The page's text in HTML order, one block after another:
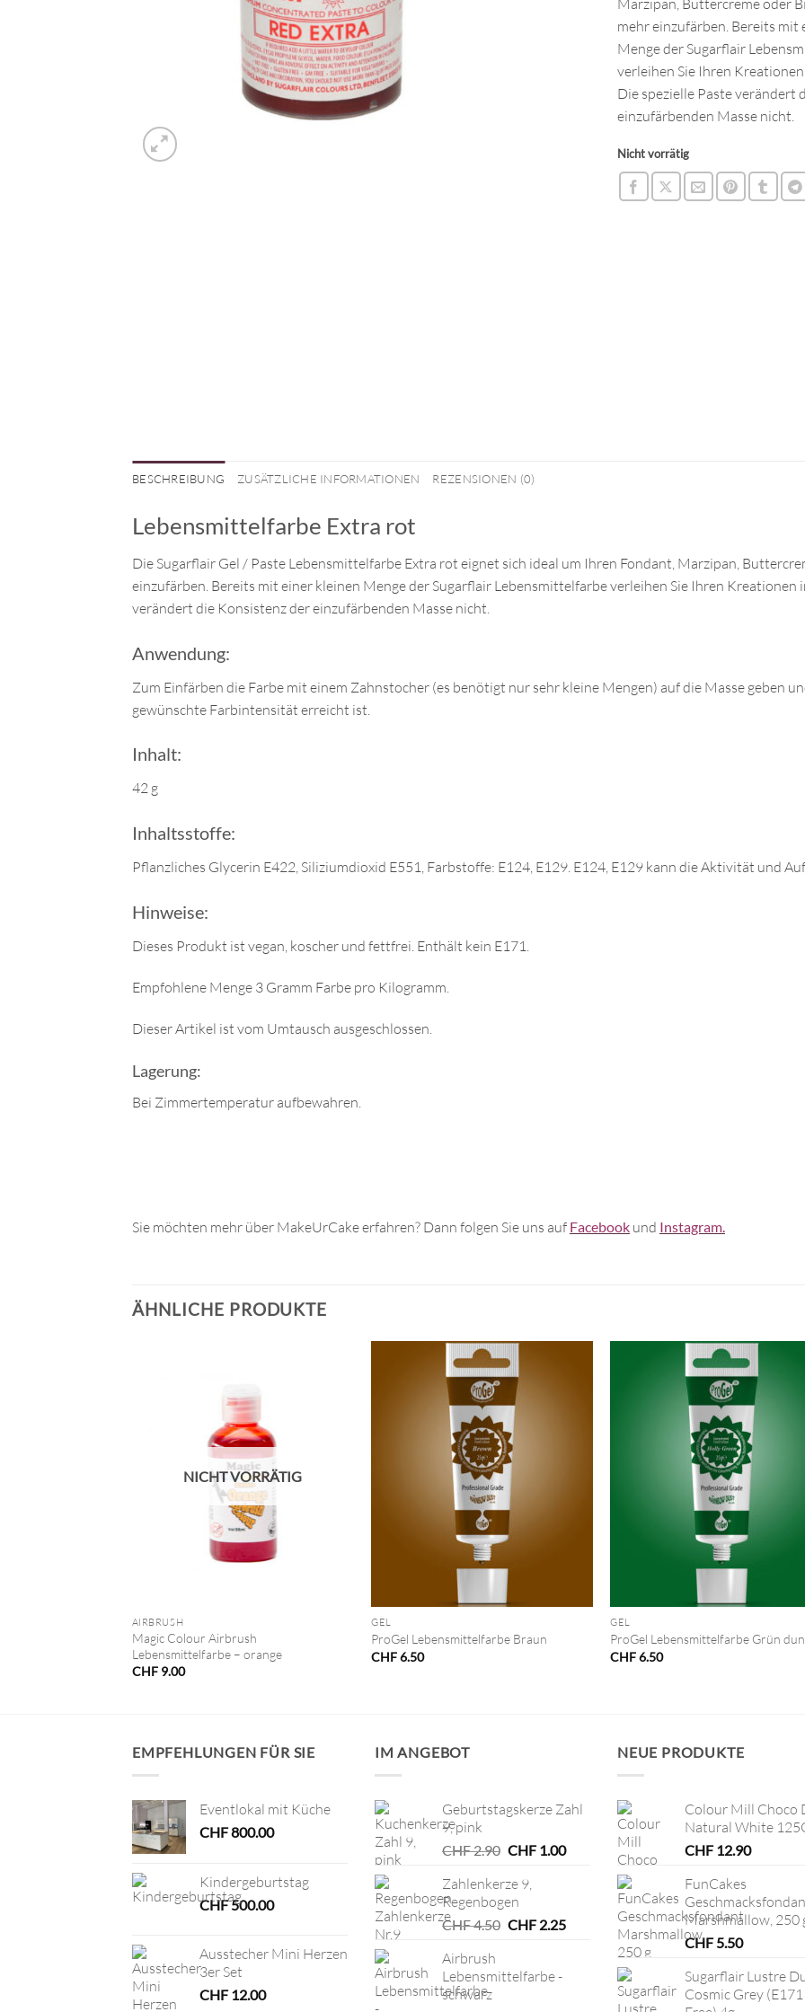
mehr einzufärben. Bereits mit
Menge der Sugarflair
verleihen Sie Ihren
Die spezielle Paste verändert
einzufärbenden Masse nicht.
Nicht vorrätig
BESCHREIBUNG ZUSÄTZLICHE INFORMATIONEN REZENSIONEN (0)
Lebensmittelfarbe Extra rot
Die Sugarflair Gel / Paste Lebensmittelfarbe Extra rot eignet sich ideal um Ihren Fondant, Marzipan,
einzufärben. Bereits mit einer kleinen Menge der Sugarflair Lebensmittelfarbe verleihen Sie Ihren Kreationen
verändert die Konsistenz der einzufärbenden Masse nicht.
Anwendung:
Zum Einfärben die Farbe mit einem Zahnstocher (es benötigt nur sehr kleine Mengen) auf die Masse geben
gewünschte Farbintensität erreicht ist.
Inhalt:
42 g
Inhaltsstoffe:
Pflanzliches Glycerin E422, Siliziumdioxid E551, Farbstoffe: E124, E129. E124, E129 kann die Aktivität und
Hinweise:
Dieses Produkt ist vegan, koscher und fettfrei. Enthält kein E171.
Empfohlene Menge 3 Gramm Farbe pro Kilogramm.
Dieser Artikel ist vom Umtausch ausgeschlossen.
Lagerung:
Bei Zimmertemperatur aufbewahren.
Sie möchten mehr über MakeUrCake erfahren? Dann folgen Sie uns auf Facebook und Instagram.
ÄHNLICHE PRODUKTE
NICHT VORRÄTIG
AIRBRUSH
Magic Colour Airbrush
Lebensmittelfarbe – orange
CHF9.00
GEL
ProGel Lebensmittelfarbe Braun
CHF6.50
GEL
ProGel Lebensmittelfarbe Grün
CHF6.50
EMPFEHLUNGEN FÜR SIE
Eventlokal mit Küche
CHF800.00
Kindergeburtstag
CHF500.00
Ausstecher Mini Herzen
3er Set
CHF12.00
IM ANGEBOT
Geburtstagskerze Zahl
9, pink
CHF2.90 Ursprünglicher
war:
CHF 2.90
CHF1.00Aktueller
CHF 1.00.
Zahlenkerze 9,
Regenbogen
CHF4.50 Ursprünglicher
CHF 4.50
CHF2.25Aktueller
CHF 2.25.
Airbrush
Lebensmittelfarbe -
schwarz
NEUE PRODUKTE
Colour Mill Choco
Natural White
CHF12.90
FunCakes
Marshmallow, 250
CHF5.50
Sugarflair Lustre
Cosmic Grey (E171